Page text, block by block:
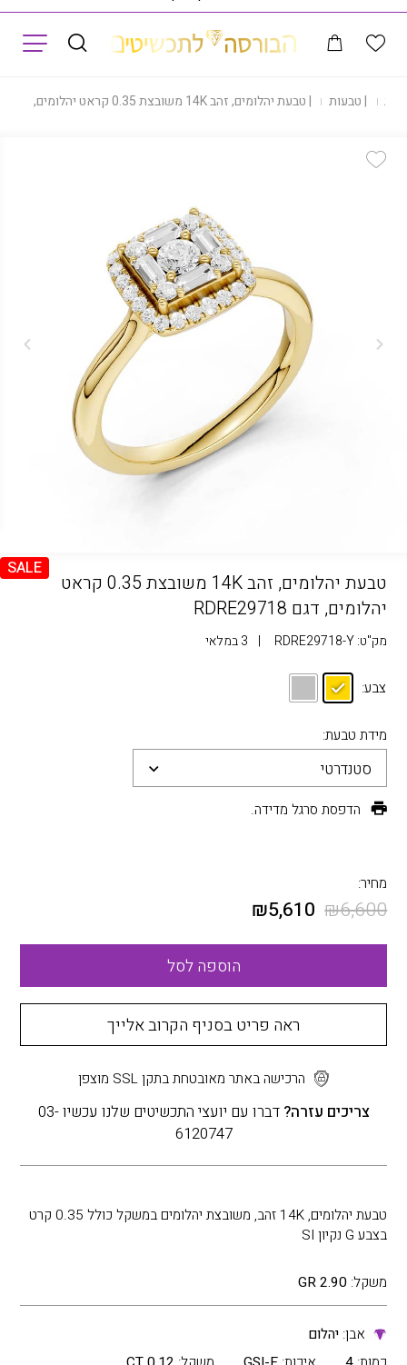
|טבעות |טבעת יהלומים, זהב 14K משובצת 0.35 קראט יהלומים, דגם RDRE29718
SALE
טבעת יהלומים, זהב 14K משובצת 0.35 קראט
יהלומים, דגם RDRE29718
מק"ט:RDRE29718-Y
| 3 במלאי
צבע:
מידת טבעת:
סטנדרטי
הדפסת סרגל מדידה.
מחיר:
₪6,600
₪5,610
הוספה לסל
ראה פריט בסניף הקרוב אלייך
הרכישה באתר מאובטחת בתקן SSL מוצפן
צריכים עזרה?
דברו עם יועצי התכשיטים שלנו עכשיו 03-
6120747
טבעת יהלומים, 14K זהב, משובצת יהלומים במשקל כולל 0.35 קרט
בצבע G נקיון SI
משקל: 2.90 GR
אבן:יהלום